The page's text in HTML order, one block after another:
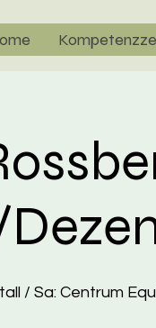
/ Sa: Centrum